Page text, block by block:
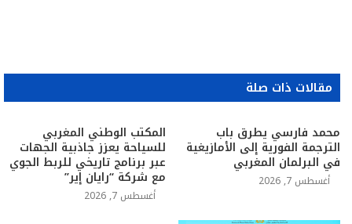
مقالات ذات صلة
محمد فارسي يطرق باب
الترجمة الفورية إلى الأمازيغية
في البرلمان المغربي
أغسطس 7, 2026
المكتب الوطني المغربي
للسياحة يعزز جاذبية الجهات
عبر برنامج تاريخي للربط الجوي
مع شركة “رايان إير”
أغسطس 7, 2026